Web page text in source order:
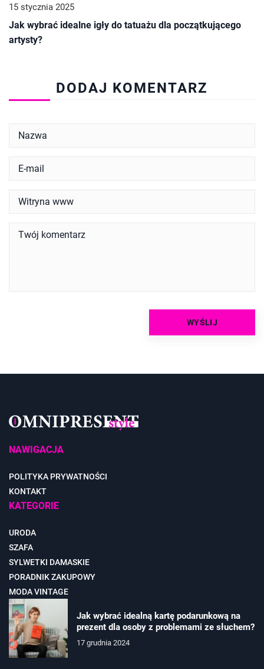
15 stycznia 2025
Jak wybrać idealne igły do tatuażu dla początkującego
artysty?
DODAJ KOMENTARZ
NAWIGACJA
POLITYKA PRYWATNOŚCI
KONTAKT
KATEGORIE
URODA
SZAFA
SYLWETKI DAMASKIE
PORADNIK ZAKUPOWY
MODA VINTAGE
Jak wybrać idealną kartę podarunkową na
prezent dla osoby z problemami ze słuchem?
17 grudnia 2024